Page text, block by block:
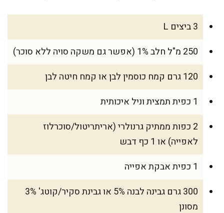
3 ביצים L
250 מ"ל חלב 1% (אפשר גם משקה סויה ללא סוכר)
120 גרם קמח כוסמין לבן או קמח חיטה לבן
1 כפית תמצית וניל איכותית
2 כפות ממתיק גרנולרי (אריתריטול/סוכרלוז
לאפייה) או 1 כף דבש
1 כפית אבקת אפייה
300 גרם גבינה לבנה 5% או גבינת סקיר/קוטג' 3%
מסונן